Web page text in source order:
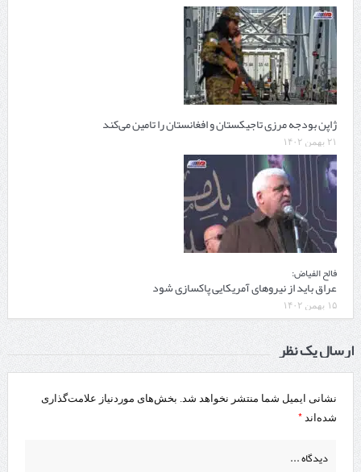
ژاپن بودجه مرزی تاجیکستان و افغانستان را تامین می‌کند
۲۱ بهمن ۱۴۰۲
فالح الفیاض:
عراق باید از نیروهای آمریکایی پاکسازی شود
۱۵ بهمن ۱۴۰۲
ارسال یک نظر
نشانی ایمیل شما منتشر نخواهد شد. بخش‌های موردنیاز علامت‌گذاری
شده‌اند *